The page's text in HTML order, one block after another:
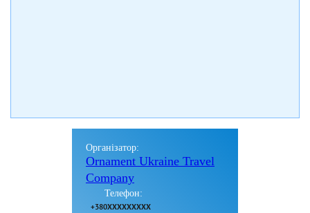
Організатор:
Ornament Ukraine Travel
Company
Телефон:
+380XXXXXXXXX